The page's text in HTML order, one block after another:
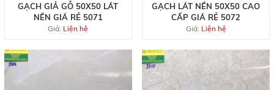
GẠCH GIẢ GỖ 50X50 LÁT
NỀN GIÁ RẺ 5071
Giá: Liện hệ
GẠCH LÁT NỀN 50X50 CAO
CẤP GIÁ RẺ 5072
Giá: Liện hệ